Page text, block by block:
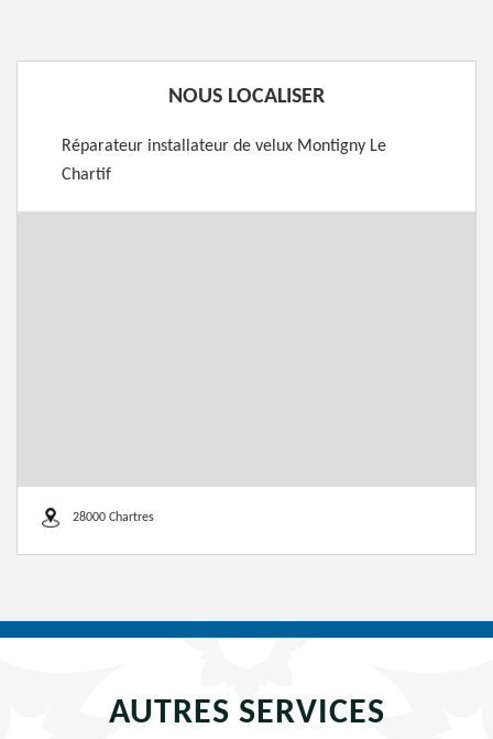
NOUS LOCALISER
Réparateur installateur de velux Montigny Le
Chartif
28000 Chartres
AUTRES SERVICES